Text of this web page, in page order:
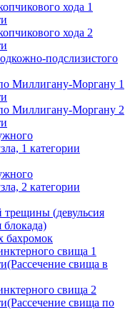
хода 1
хода 2
подслизистого
Миллигану-Моргану 1
Миллигану-Моргану 2
1 категории
2 категории
трещины (девульсия
блокада)
бахромок
свища 1
свища в
свища 2
свища по